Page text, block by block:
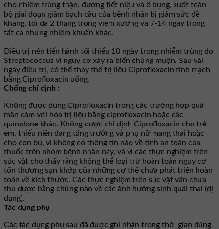
cho nhiễm trùng thận, đường tiết niệu và ổ bụng, suốt toàn
bộ giai đoạn giảm bạch cầu của bệnh nhân bị giảm sức đề
kháng, tối đa 2 tháng trong viêm xương và 7-14 ngày trong
tất cả những nhiễm khuẩn khác.
Ðiều trị nên tiến hành tối thiểu 10 ngày trong nhiễm trùng do
Streptococcus vì nguy cơ xảy ra biến chứng muộn. Sau vài
ngày điều trị, có thể thay thế trị liệu Ciprofloxacin tĩnh mạch
bằng Ciprofloxacin uống.
Chống chỉ định :
Không được dùng Ciprofloxacin trong các trường hợp quá
mẫn cảm với hóa trị liệu bằng ciprofloxacin hoặc các
quinolone khác. Không được chỉ định Ciprofloxacin cho trẻ
em, thiếu niên đang tăng trưởng và phụ nữ mang thai hoặc
cho con bú, vì không có thông tin nào về tính an toàn của
thuốc trên nhóm bệnh nhân này, và vì các thực nghiệm trên
súc vật cho thấy rằng không thể loại trừ hoàn toàn nguy cơ
tổn thương sụn khớp của những cơ thể chưa phát triển hoàn
toàn về kích thước. Các thực nghiệm trên súc vật vẫn chưa
thu được bằng chứng nào về các ảnh hưởng sinh quái thai (dị
dạng).
Tác dụng phụ
Các tác dụng phụ sau đã được ghi nhận trong thời gian dùng